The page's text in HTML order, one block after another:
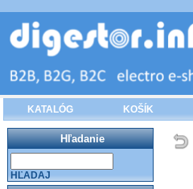
KATALÓG KOŠÍK
Hľadanie
HĽADAJ